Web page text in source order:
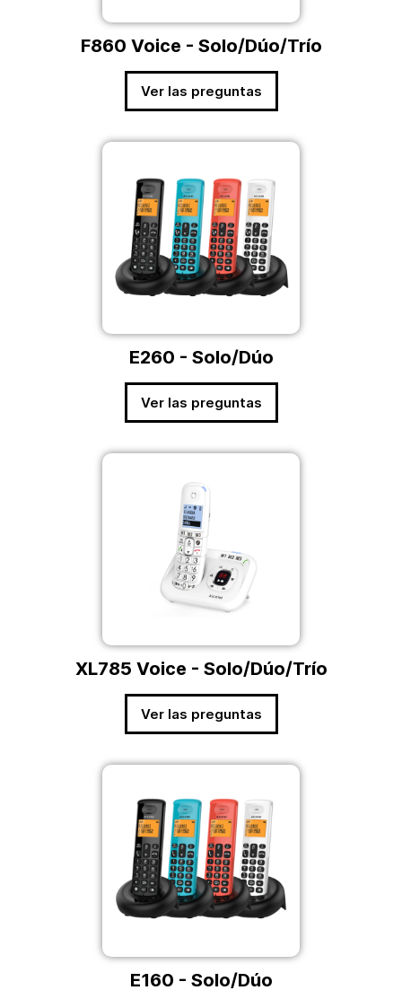
F860 Voice - Solo/Dúo/Trío
Ver las preguntas
E260 - Solo/Dúo
Ver las preguntas
XL785 Voice - Solo/Dúo/Trío
Ver las preguntas
E160 - Solo/Dúo